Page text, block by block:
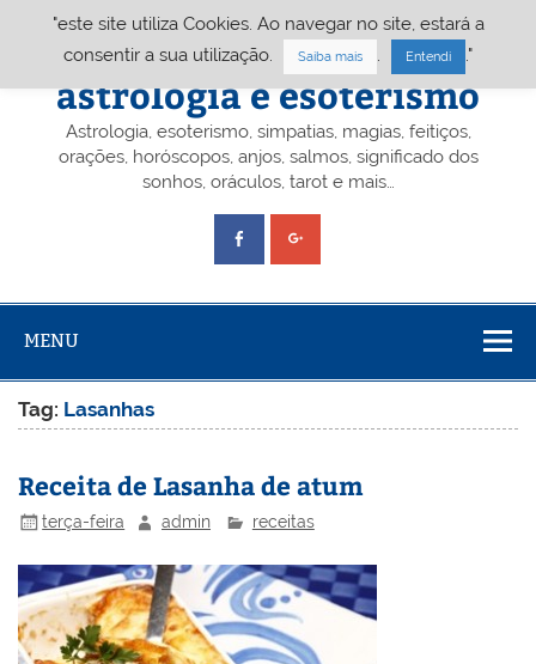
Portal A&E – Portal
astrologia e esoterismo
Astrologia, esoterismo, simpatias, magias, feitiços,
orações, horóscopos, anjos, salmos, significado dos
sonhos, oráculos, tarot e mais…
MENU
Tag: Lasanhas
Receita de Lasanha de atum
terça-feira admin receitas
"este site utiliza Cookies. Ao navegar no site, estará a
consentir a sua utilização.
Saiba mais Entendi ."